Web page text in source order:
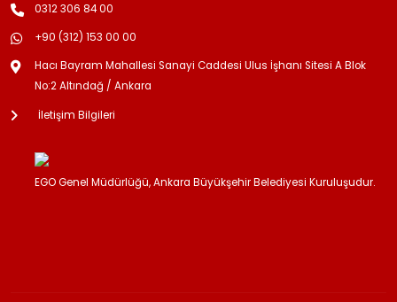
0312 306 84 00
+90 (312) 153 00 00
Hacı Bayram Mahallesi Sanayi Caddesi Ulus İşhanı Sitesi A Blok
No:2 Altındağ / Ankara
İletişim Bilgileri
EGO Genel Müdürlüğü, Ankara Büyükşehir Belediyesi Kuruluşudur.